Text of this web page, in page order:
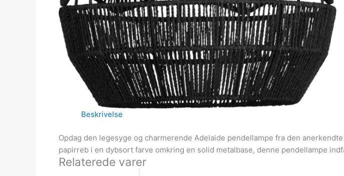
Beskrivelse
Opdag den legesyge og charmerende Adelaide pendellampe fra den
papirreb i en dybsort farve omkring en solid metalbase, denne pendellampe
Relaterede varer